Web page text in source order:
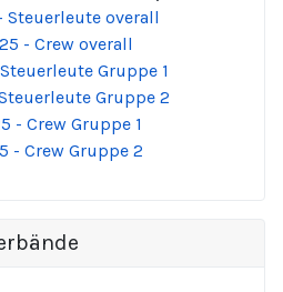
Steuerleute overall
- Crew overall
Gruppe 1
Gruppe 2
- Crew Gruppe 1
- Crew Gruppe 2